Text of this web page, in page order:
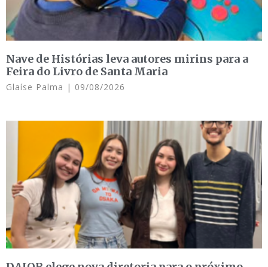
Nave de Histórias leva autores mirins para a
Feira do Livro de Santa Maria
Glaíse Palma 09/08/2026